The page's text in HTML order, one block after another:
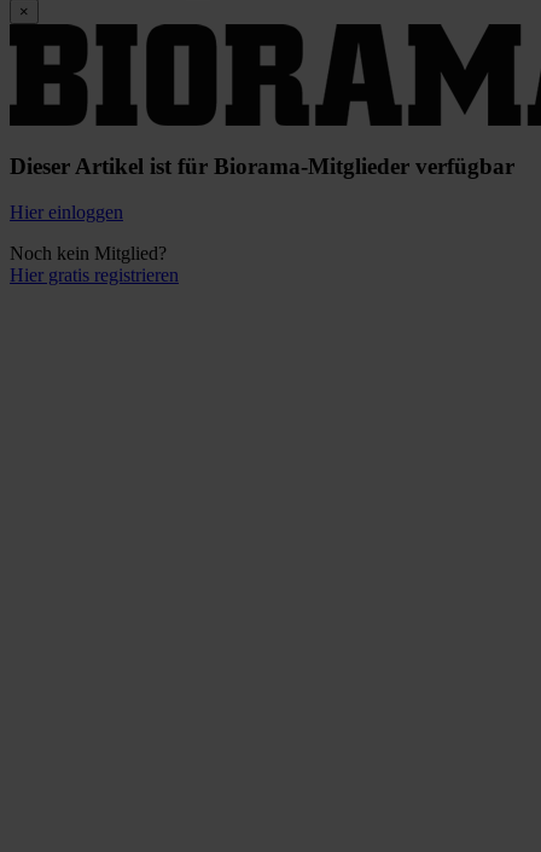
×
Dieser Artikel ist für Biorama-Mitglieder verfügbar
Hier einloggen
Noch kein Mitglied?
Hier gratis registrieren